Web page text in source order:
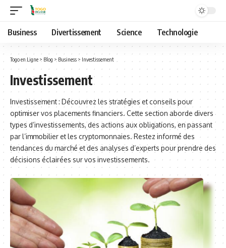
Business Divertissement Science Technologie
Togo en Ligne > Blog > Business > Investissement
Investissement
Investissement : Découvrez les stratégies et conseils pour
optimiser vos placements financiers. Cette section aborde divers
types d’investissements, des actions aux obligations, en passant
par l’immobilier et les cryptomonnaies. Restez informé des
tendances du marché et des analyses d’experts pour prendre des
décisions éclairées sur vos investissements.